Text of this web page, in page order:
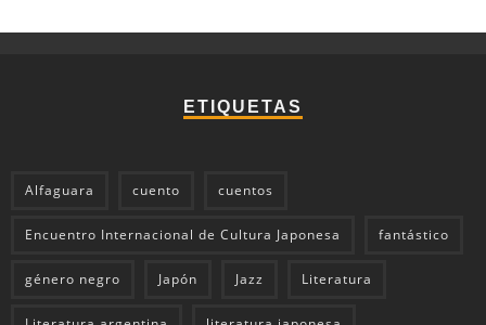
ETIQUETAS
Alfaguara cuento cuentos
Encuentro Internacional de Cultura Japonesa fantástico
género negro Japón Jazz Literatura